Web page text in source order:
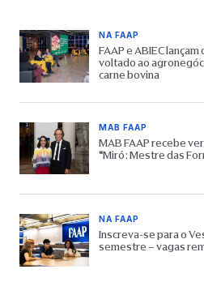
NA FAAP
FAAP e ABIEC
voltado ao
carne bovina
MAB FAAP
MAB FAAP recebe
“Miró: Mestre das
NA FAAP
Inscreva-se para o
semestre – vagas